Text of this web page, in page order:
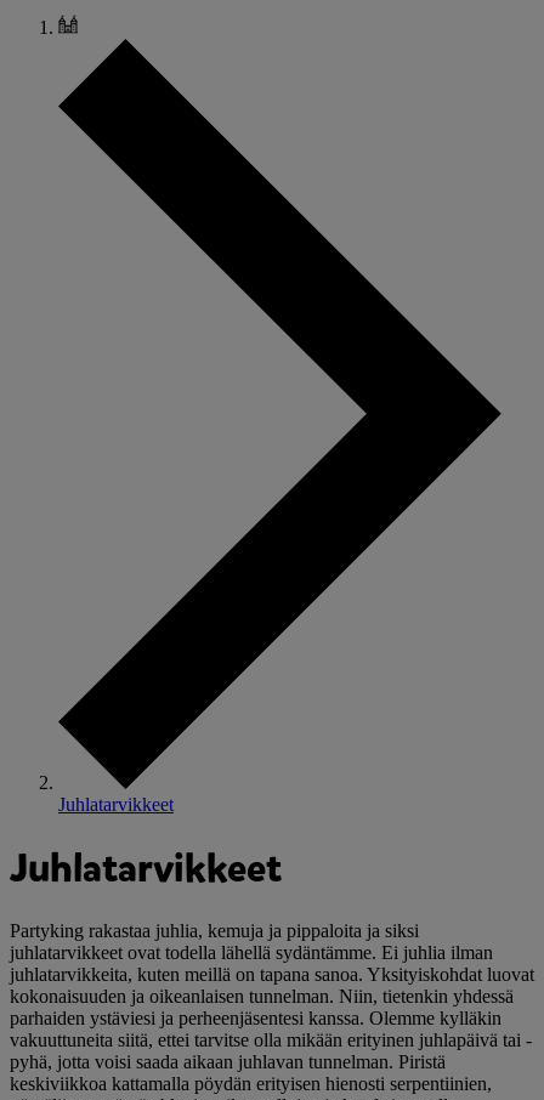
Juhlatarvikkeet
Juhlatarvikkeet
Partyking rakastaa juhlia, kemuja ja pippaloita ja siksi
juhlatarvikkeet ovat todella lähellä sydäntämme. Ei juhlia ilman
juhlatarvikkeita, kuten meillä on tapana sanoa. Yksityiskohdat luovat
kokonaisuuden ja oikeanlaisen tunnelman. Niin, tietenkin yhdessä
parhaiden ystäviesi ja perheenjäsentesi kanssa. Olemme kylläkin
vakuuttuneita siitä, ettei tarvitse olla mikään erityinen juhlapäivä tai -
pyhä, jotta voisi saada aikaan juhlavan tunnelman. Piristä
keskiviikkoa kattamalla pöydän erityisen hienosti serpentiinien,